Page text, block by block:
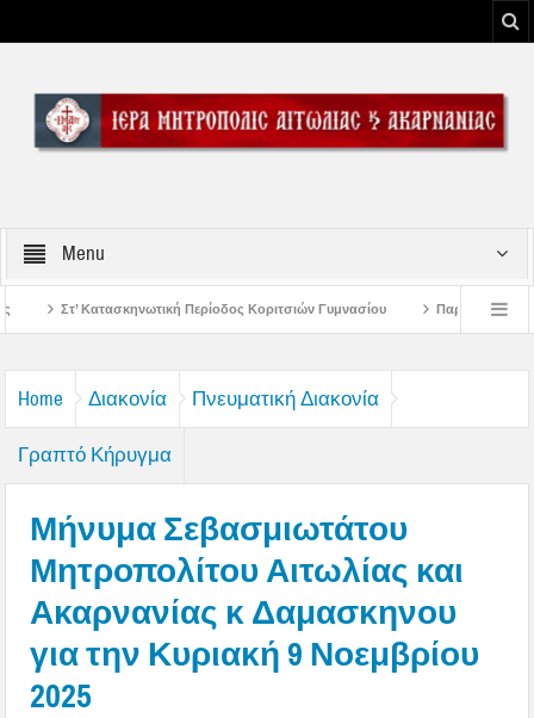
Menu
Περίοδος Κοριτσιών Γυμνασίου Παρακλήσεις πρώτης εβδομάδος
Home Διακονία Πνευματική Διακονία
Γραπτό Κήρυγμα
Μήνυμα Σεβασμιωτάτου
Μητροπολίτου Αιτωλίας και
Ακαρνανίας κ Δαμασκηνου
για την Κυριακή 9 Νοεμβρίου
2025